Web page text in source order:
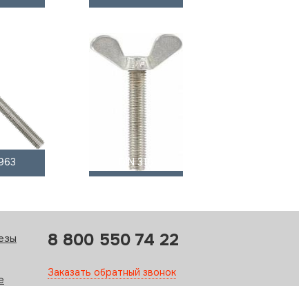
DIN 316
8 800 550 74 22
Заказать обратный звонок